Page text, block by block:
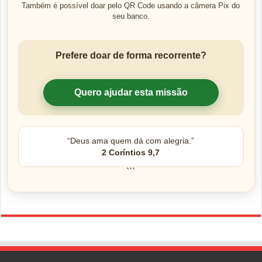
Também é possível doar pelo QR Code usando a câmera Pix do
seu banco.
Prefere doar de forma recorrente?
Quero ajudar esta missão
“Deus ama quem dá com alegria.”
2 Coríntios 9,7
```